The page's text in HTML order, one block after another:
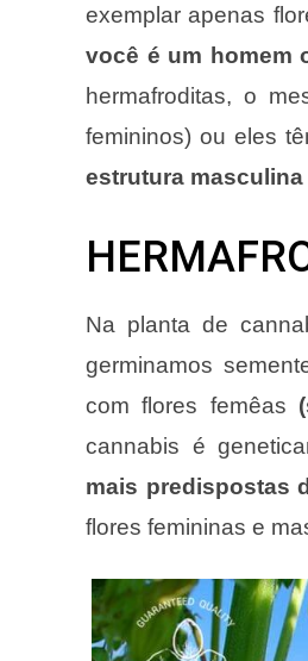
exemplar apenas
você é um homem
hermafroditas, o
femininos) ou eles
estrutura
Na planta de
germinamos
com flores femêas
cannabis é
mais predispostas
flores femininas e